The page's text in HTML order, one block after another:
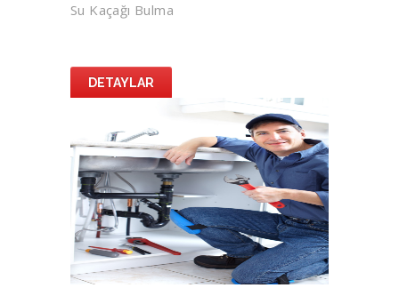
Su Kaçağı Bulma
DETAYLAR